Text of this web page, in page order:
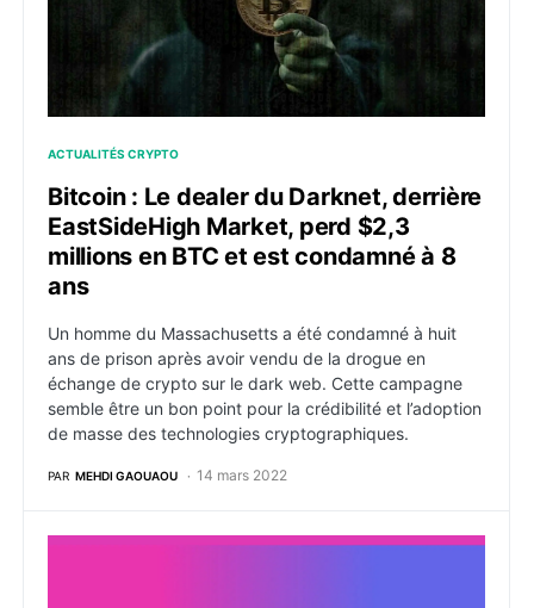
ACTUALITÉS CRYPTO
Bitcoin : Le dealer du Darknet, derrière
EastSideHigh Market, perd $2,3
millions en BTC et est condamné à 8
ans
Un homme du Massachusetts a été condamné à huit
ans de prison après avoir vendu de la drogue en
échange de crypto sur le dark web. Cette campagne
semble être un bon point pour la crédibilité et l’adoption
de masse des technologies cryptographiques.
PAR MEHDI GAOUAOU 14 mars 2022
NFT : Yuga Labs, les fondateurs de Bored Ape